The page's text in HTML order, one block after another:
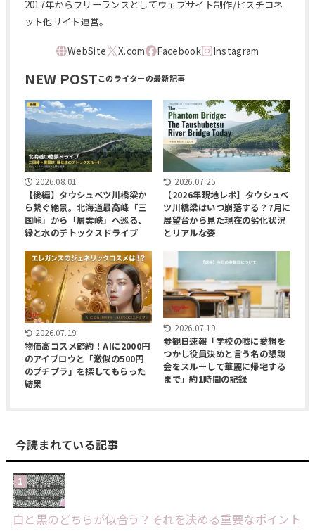
2017年からフリーランスとしてウェブサイト制作/ピスチコネ
ット他サイト運営。
NEW POST
2026.08.01
【後編】タウシュベツ川橋梁か
ら繋ぐ絶景。北海道最高峰「三
国峠」から「層雲峡」へ巡る、
緑と水のデトックスドライブ
2026.07.25
【2026年現地レポ】タウシュベ
ツ川橋梁はいつ崩落する？7月に
展望台から見た現在の劣化状況
とリアルな姿
2026.07.19
物価高コスメ節約！AIに2000円
のアイブロウと「激似の500円
のプチプラ」を探してもらった
結果
2026.07.19
参観日速報「学校の嘘に愛想を
つかし役員決めと言う名の懇談
会をスルーして華麗に帰宅する
まで」約1時間の記録
今読まれている記事
白と黒のどちらが似合う？それを決める重要なポイント